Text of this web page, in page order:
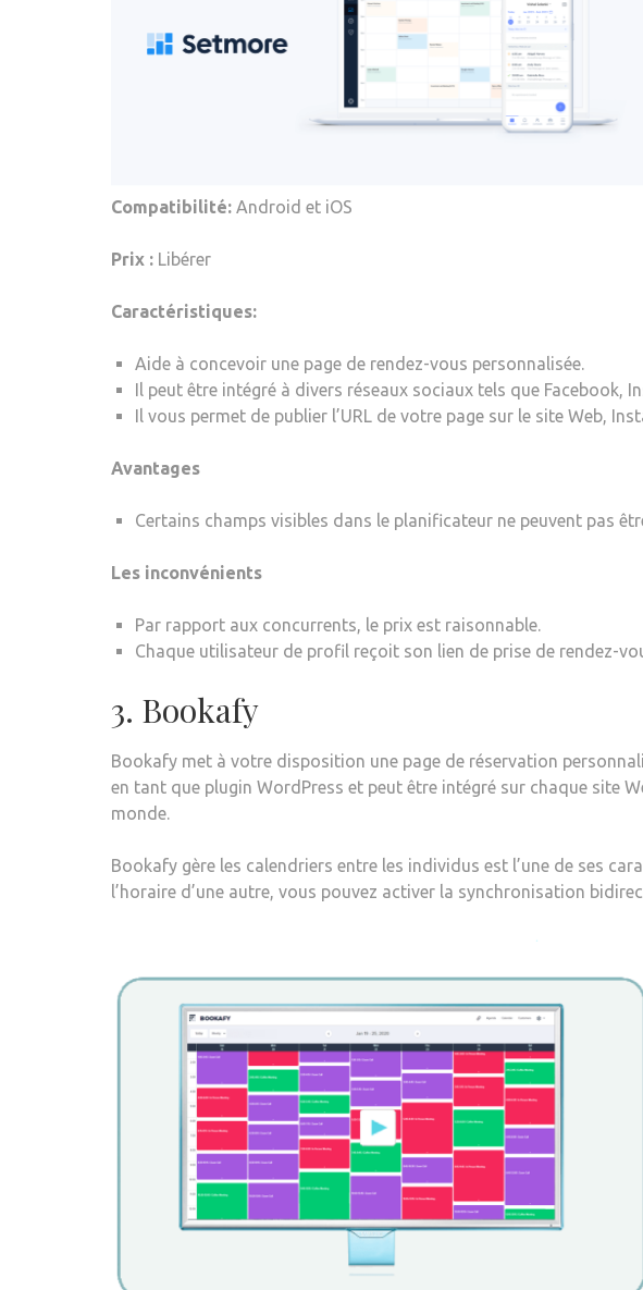
Compatibilité: Android et iOS
Prix : Libérer
Caractéristiques:
Aide à concevoir une page de rendez-vous personnalisée.
Il peut être intégré à divers réseaux sociaux tels que Facebook,
Il vous permet de publier l’URL de votre page sur le site Web,
Avantages
Certains champs visibles dans le planificateur ne peuvent pas
Les inconvénients
Par rapport aux concurrents, le prix est raisonnable.
Chaque utilisateur de profil reçoit son lien de prise de rendez-
3. Bookafy
Bookafy met à votre disposition une page de réservation
en tant que plugin WordPress et peut être intégré sur chaque site
monde.
Bookafy gère les calendriers entre les individus est l’une de ses
l’horaire d’une autre, vous pouvez activer la synchronisation